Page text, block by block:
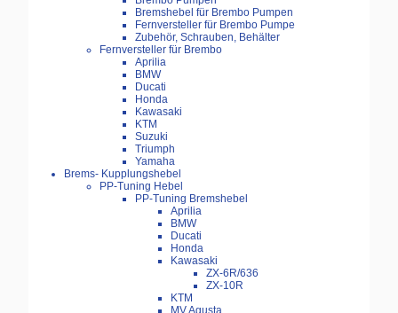
Bremshebel für Brembo Pumpen
Fernversteller für Brembo Pumpe
Zubehör, Schrauben, Behälter
Fernversteller für Brembo
Aprilia
BMW
Ducati
Honda
Kawasaki
KTM
Suzuki
Triumph
Yamaha
Brems- Kupplungshebel
PP-Tuning Hebel
PP-Tuning Bremshebel
Aprilia
BMW
Ducati
Honda
Kawasaki
ZX-6R/636
ZX-10R
KTM
MV Agusta